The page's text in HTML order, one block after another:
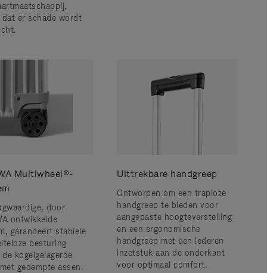
dat er schade wordt
Multiwheel®-
door
ontwikkelde
garandeert stabiele
besturing
kogelgelagerde
gedempte assen.
Uittrekbare handgreep
Ontworpen om een ​​traploze
handgreep te bieden voor
aangepaste hoogteverstelling
en een ergonomische
handgreep met een lederen
inzetstuk aan de onderkant
voor optimaal comfort.